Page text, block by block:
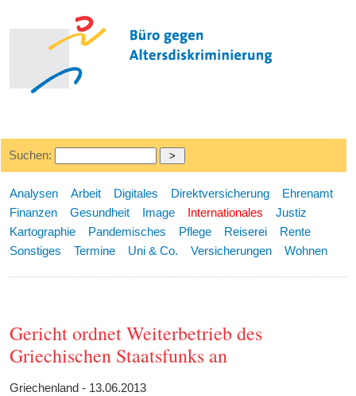
Suchen:
Analysen Arbeit Digitales Direktversicherung
Ehrenamt
Finanzen
Gesundheit Image Internationales
Justiz
Kartographie
Pandemisches Pflege Reiserei
Rente
Sonstiges
Termine Uni & Co. Versicherungen Wohnen
Gericht ordnet Weiterbetrieb des
Griechischen Staatsfunks an
Griechenland - 13.06.2013